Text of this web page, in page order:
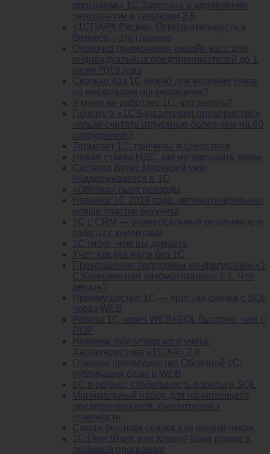
программы 1С:Зарплата и управление
персоналом в редакции 2.5
«1СПАРК Риски». Осмотрительность в
бизнесе – это главное
Отсрочка применения онлайн-касс для
индивидуальных предпринимателей до 1
июля 2019 года
Сколько баз 1C нужно для ведения учета
по нескольким организациям?
У меня не работает 1С, что делать?
Почему в «1С:Бухгалтерия предприятия»
нельзя считать отпускные более чем на 60
сотрудников?
Тормозит 1C: причины и следствия
Новая ставка НДС, как не нарушить закон
Система Ветис Меркурий уже
поддерживается в 1С
«Облака» бьют рекорды
Новинки 1С 2019 года: автоматизированы
новые участки бухучета
1С с CRM — универсальные решения для
работы с клиентами
1С гибче, чем вы думаете
Учет: как мы жили без 1С
Прекращение поддержки конфигурации «1
С:Комплексная автоматизация» 1.1. Что
делать?
Преимущество 1С — простая связка с SQL
через WEB
Работа 1С через WEB+SQL быстрее, чем с
RDP
Новинки бухгалтерского учета.
Характеристика «1С:КА» 2.0
Главное преимущество Облачной 1С:
публикация базы в WEB
1С в облаке: стабильность работы в SQL
Минимальный набор для начинающего
предпринимателя: бухгалтерия +
отчетность
Самая быстрая связка для печати чеков
1С:DirectBank или Клиент-Банк прямо в
любимой программе